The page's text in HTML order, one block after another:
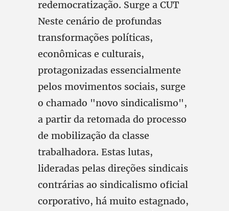
redemocratização. Surge a CUT
Neste cenário de profundas
transformações políticas,
econômicas e culturais,
protagonizadas essencialmente
pelos movimentos sociais, surge
o chamado "novo sindicalismo",
a partir da retomada do processo
de mobilização da classe
trabalhadora. Estas lutas,
lideradas pelas direções sindicais
contrárias ao sindicalismo oficial
corporativo, há muito estagnado,